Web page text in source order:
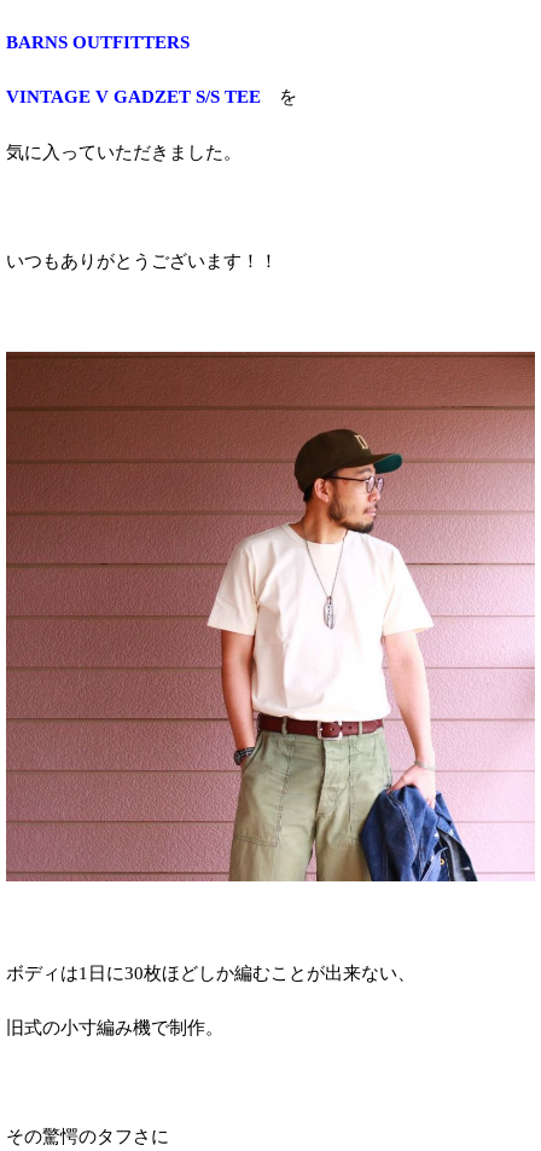
BARNS OUTFITTERS
VINTAGE V GADZET S/S TEE を
気に入っていただきました。
いつもありがとうございます！！
ボディは1日に30枚ほどしか編むことが出来ない、
旧式の小寸編み機で制作。
その驚愕のタフさに